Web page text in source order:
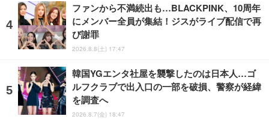
ファンから不満続出も…BLACKPINK、10周年
にメンバー全員が集結！ジスがライブ配信で再
び謝罪
2026.8.8(土) 17:47
韓国YGエンタ社屋を襲撃したのは日本人…ゴ
ルフクラブで出入口の一部を破損、警察が経緯
を調査へ
2026.8.7(金) 18:47